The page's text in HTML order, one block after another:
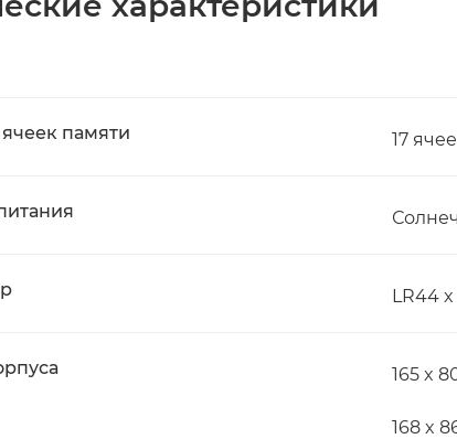
памяти 17
LR44 x
165 x
168 x